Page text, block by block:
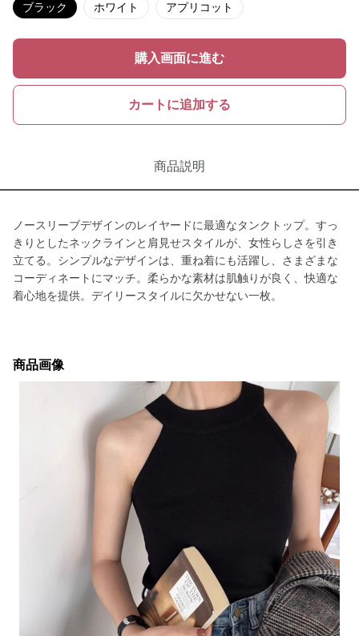
ブラック ホワイト アプリコット
購入画面に進む
カートに追加する
商品説明
ノースリーブデザインのレイヤードに最適なタンクトップ。すっ
きりとしたネックラインと肩見せスタイルが、女性らしさを引き
立てる。シンプルなデザインは、重ね着にも活躍し、さまざまな
コーディネートにマッチ。柔らかな素材は肌触りが良く、快適な
着心地を提供。デイリースタイルに欠かせない一枚。
商品画像